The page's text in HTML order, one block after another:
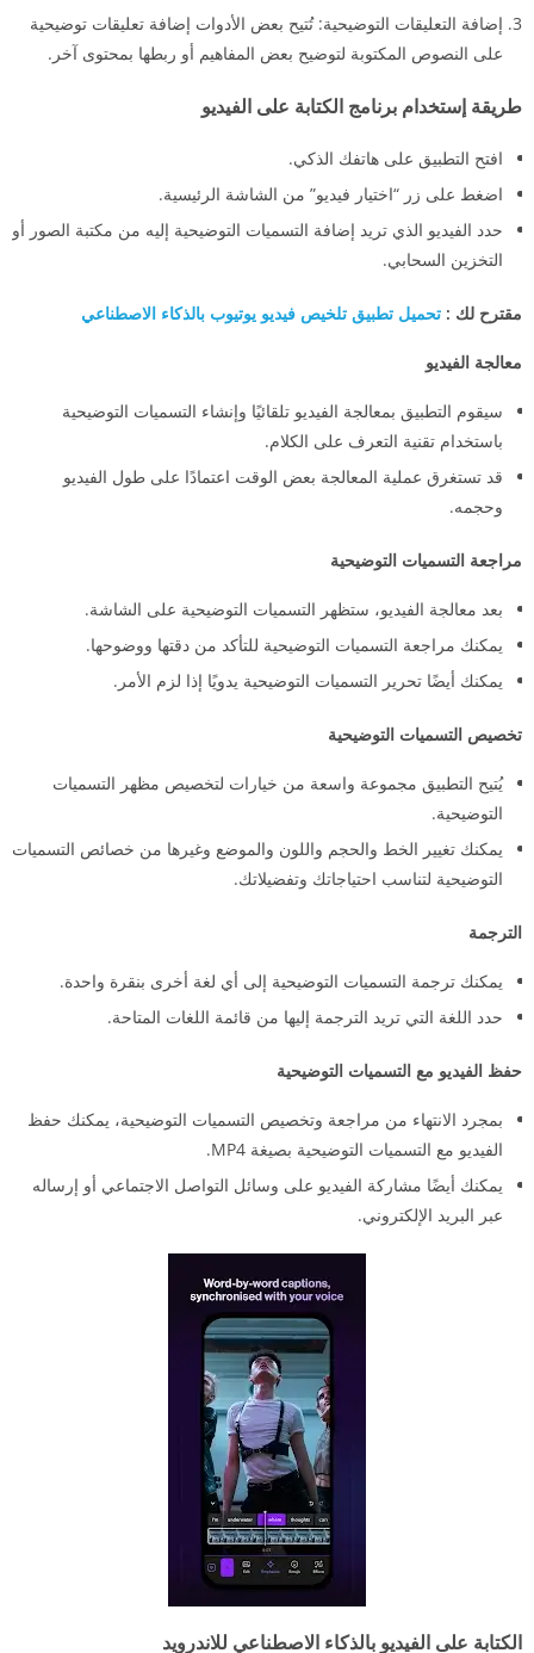
إضافة التعليقات التوضيحية: تُتيح بعض الأدوات إضافة تعليقات توضيحية
على النصوص المكتوبة لتوضيح بعض المفاهيم أو ربطها بمحتوى آخر.
طريقة إستخدام برنامج الكتابة على الفيديو
افتح التطبيق على هاتفك الذكي.
اضغط على زر “اختيار فيديو” من الشاشة الرئيسية.
حدد الفيديو الذي تريد إضافة التسميات التوضيحية إليه من مكتبة الصور أو
التخزين السحابي.
مقترح لك : تحميل تطبيق تلخيص فيديو يوتيوب بالذكاء الاصطناعي
معالجة الفيديو
سيقوم التطبيق بمعالجة الفيديو تلقائيًا وإنشاء التسميات التوضيحية
باستخدام تقنية التعرف على الكلام.
قد تستغرق عملية المعالجة بعض الوقت اعتمادًا على طول الفيديو
وحجمه.
مراجعة التسميات التوضيحية
بعد معالجة الفيديو، ستظهر التسميات التوضيحية على الشاشة.
يمكنك مراجعة التسميات التوضيحية للتأكد من دقتها ووضوحها.
يمكنك أيضًا تحرير التسميات التوضيحية يدويًا إذا لزم الأمر.
تخصيص التسميات التوضيحية
يُتيح التطبيق مجموعة واسعة من خيارات لتخصيص مظهر التسميات
التوضيحية.
يمكنك تغيير الخط والحجم واللون والموضع وغيرها من خصائص التسميات
التوضيحية لتناسب احتياجاتك وتفضيلاتك.
الترجمة
يمكنك ترجمة التسميات التوضيحية إلى أي لغة أخرى بنقرة واحدة.
حدد اللغة التي تريد الترجمة إليها من قائمة اللغات المتاحة.
حفظ الفيديو مع التسميات التوضيحية
بمجرد الانتهاء من مراجعة وتخصيص التسميات التوضيحية، يمكنك حفظ
الفيديو مع التسميات التوضيحية بصيغة MP4.
يمكنك أيضًا مشاركة الفيديو على وسائل التواصل الاجتماعي أو إرساله
عبر البريد الإلكتروني.
الكتابة على الفيديو بالذكاء الاصطناعي للاندرويد